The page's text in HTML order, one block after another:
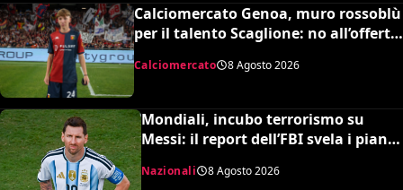
Calciomercato Genoa, muro rossoblù
per il talento Scaglione: no all’offerta
da un milione del Borussia
Dortmund
Calciomercato 8 Agosto 2026
Mondiali, incubo terrorismo su
Messi: il report dell’FBI svela i piani
sventati durante la Coppa del
Mondo
Nazionali 8 Agosto 2026